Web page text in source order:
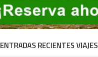
ENTRADAS RECIENTES VIAJES